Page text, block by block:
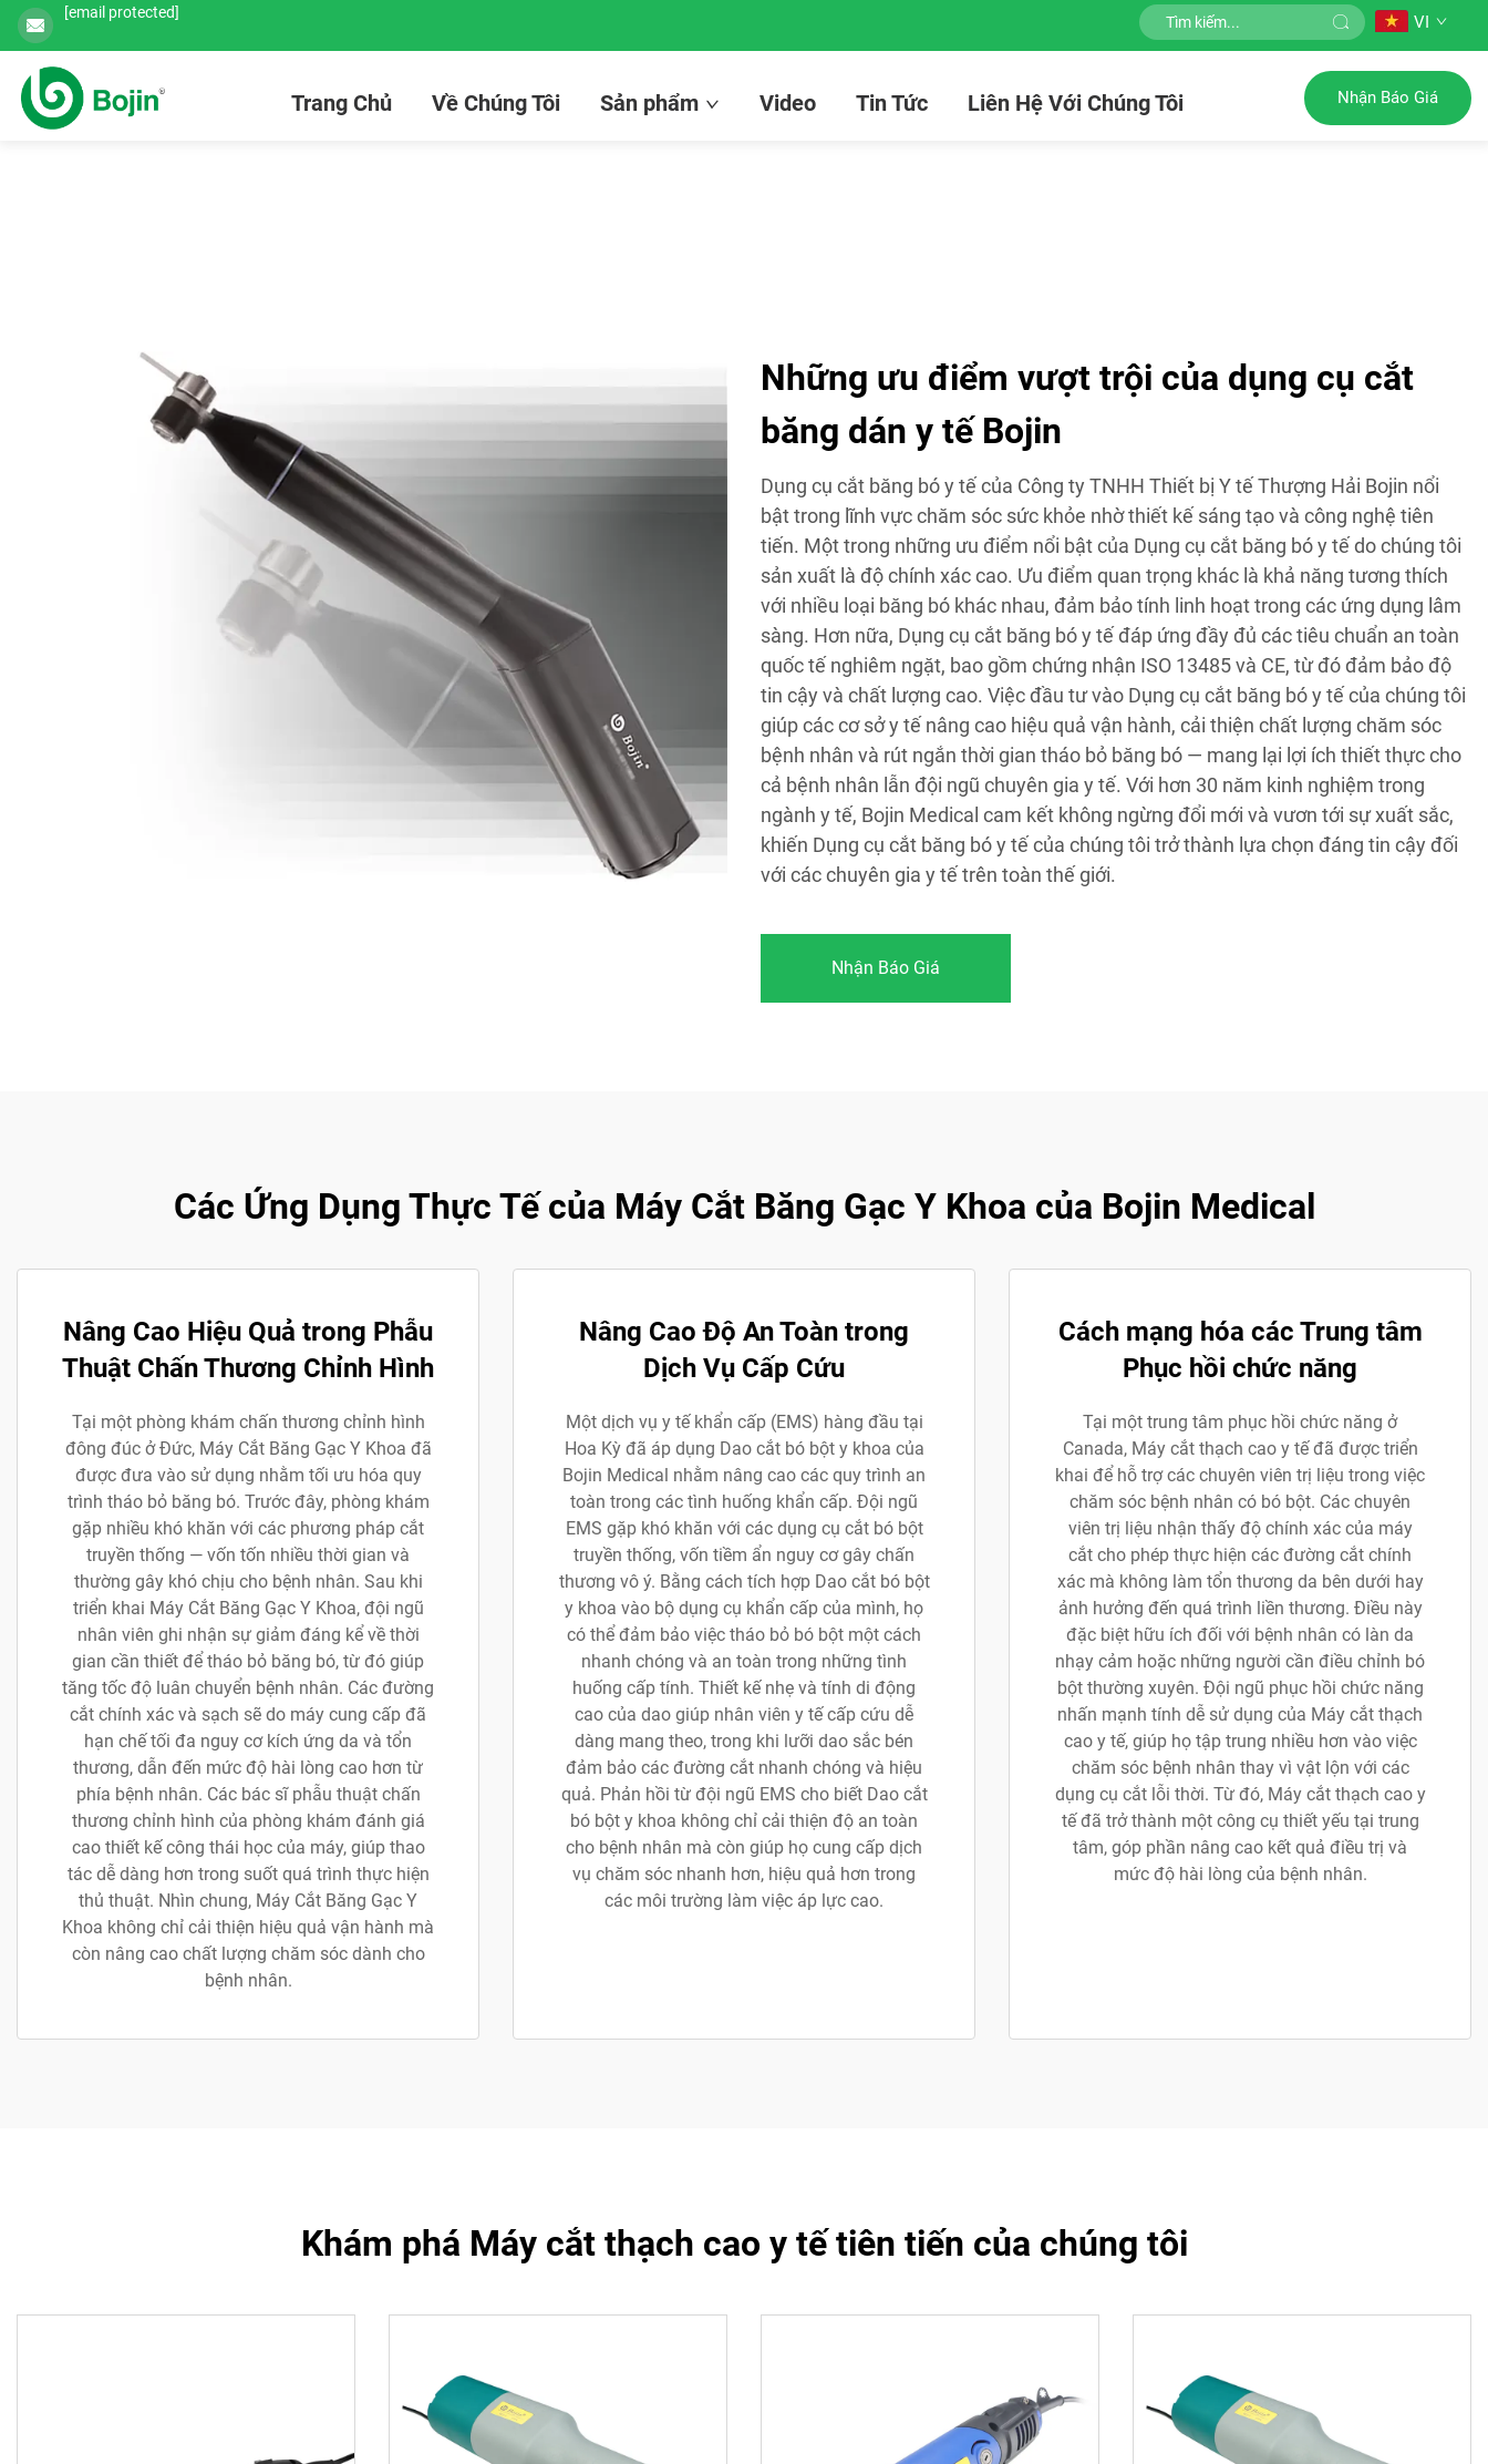
[email protected] VI
Trang Chủ Về Chúng Tôi Sản phẩm Video Tin Tức Liên Hệ Với Chúng Tôi Nhận Báo Giá
Những ưu điểm vượt trội của dụng cụ cắt
băng dán y tế Bojin
Dụng cụ cắt băng bó y tế của Công ty TNHH Thiết bị Y tế Thượng Hải Bojin nổi
bật trong lĩnh vực chăm sóc sức khỏe nhờ thiết kế sáng tạo và công nghệ tiên
tiến. Một trong những ưu điểm nổi bật của Dụng cụ cắt băng bó y tế do chúng tôi
sản xuất là độ chính xác cao. Ưu điểm quan trọng khác là khả năng tương thích
với nhiều loại băng bó khác nhau, đảm bảo tính linh hoạt trong các ứng dụng lâm
sàng. Hơn nữa, Dụng cụ cắt băng bó y tế đáp ứng đầy đủ các tiêu chuẩn an toàn
quốc tế nghiêm ngặt, bao gồm chứng nhận ISO 13485 và CE, từ đó đảm bảo độ
tin cậy và chất lượng cao. Việc đầu tư vào Dụng cụ cắt băng bó y tế của chúng tôi
giúp các cơ sở y tế nâng cao hiệu quả vận hành, cải thiện chất lượng chăm sóc
bệnh nhân và rút ngắn thời gian tháo bỏ băng bó — mang lại lợi ích thiết thực cho
cả bệnh nhân lẫn đội ngũ chuyên gia y tế. Với hơn 30 năm kinh nghiệm trong
ngành y tế, Bojin Medical cam kết không ngừng đổi mới và vươn tới sự xuất sắc,
khiến Dụng cụ cắt băng bó y tế của chúng tôi trở thành lựa chọn đáng tin cậy đối
với các chuyên gia y tế trên toàn thế giới.
Nhận Báo Giá
Các Ứng Dụng Thực Tế của Máy Cắt Băng Gạc Y Khoa của Bojin Medical
Nâng Cao Hiệu Quả trong Phẫu
Thuật Chấn Thương Chỉnh Hình
Tại một phòng khám chấn thương chỉnh hình
đông đúc ở Đức, Máy Cắt Băng Gạc Y Khoa đã
được đưa vào sử dụng nhằm tối ưu hóa quy
trình tháo bỏ băng bó. Trước đây, phòng khám
gặp nhiều khó khăn với các phương pháp cắt
truyền thống — vốn tốn nhiều thời gian và
thường gây khó chịu cho bệnh nhân. Sau khi
triển khai Máy Cắt Băng Gạc Y Khoa, đội ngũ
nhân viên ghi nhận sự giảm đáng kể về thời
gian cần thiết để tháo bỏ băng bó, từ đó giúp
tăng tốc độ luân chuyển bệnh nhân. Các đường
cắt chính xác và sạch sẽ do máy cung cấp đã
hạn chế tối đa nguy cơ kích ứng da và tổn
thương, dẫn đến mức độ hài lòng cao hơn từ
phía bệnh nhân. Các bác sĩ phẫu thuật chấn
thương chỉnh hình của phòng khám đánh giá
cao thiết kế công thái học của máy, giúp thao
tác dễ dàng hơn trong suốt quá trình thực hiện
thủ thuật. Nhìn chung, Máy Cắt Băng Gạc Y
Khoa không chỉ cải thiện hiệu quả vận hành mà
còn nâng cao chất lượng chăm sóc dành cho
bệnh nhân.
Nâng Cao Độ An Toàn trong
Dịch Vụ Cấp Cứu
Một dịch vụ y tế khẩn cấp (EMS) hàng đầu tại
Hoa Kỳ đã áp dụng Dao cắt bó bột y khoa của
Bojin Medical nhằm nâng cao các quy trình an
toàn trong các tình huống khẩn cấp. Đội ngũ
EMS gặp khó khăn với các dụng cụ cắt bó bột
truyền thống, vốn tiềm ẩn nguy cơ gây chấn
thương vô ý. Bằng cách tích hợp Dao cắt bó bột
y khoa vào bộ dụng cụ khẩn cấp của mình, họ
có thể đảm bảo việc tháo bỏ bó bột một cách
nhanh chóng và an toàn trong những tình
huống cấp tính. Thiết kế nhẹ và tính di động
cao của dao giúp nhân viên y tế cấp cứu dễ
dàng mang theo, trong khi lưỡi dao sắc bén
đảm bảo các đường cắt nhanh chóng và hiệu
quả. Phản hồi từ đội ngũ EMS cho biết Dao cắt
bó bột y khoa không chỉ cải thiện độ an toàn
cho bệnh nhân mà còn giúp họ cung cấp dịch
vụ chăm sóc nhanh hơn, hiệu quả hơn trong
các môi trường làm việc áp lực cao.
Cách mạng hóa các Trung tâm
Phục hồi chức năng
Tại một trung tâm phục hồi chức năng ở
Canada, Máy cắt thạch cao y tế đã được triển
khai để hỗ trợ các chuyên viên trị liệu trong việc
chăm sóc bệnh nhân có bó bột. Các chuyên
viên trị liệu nhận thấy độ chính xác của máy
cắt cho phép thực hiện các đường cắt chính
xác mà không làm tổn thương da bên dưới hay
ảnh hưởng đến quá trình liền thương. Điều này
đặc biệt hữu ích đối với bệnh nhân có làn da
nhạy cảm hoặc những người cần điều chỉnh bó
bột thường xuyên. Đội ngũ phục hồi chức năng
nhấn mạnh tính dễ sử dụng của Máy cắt thạch
cao y tế, giúp họ tập trung nhiều hơn vào việc
chăm sóc bệnh nhân thay vì vật lộn với các
dụng cụ cắt lỗi thời. Từ đó, Máy cắt thạch cao y
tế đã trở thành một công cụ thiết yếu tại trung
tâm, góp phần nâng cao kết quả điều trị và
mức độ hài lòng của bệnh nhân.
Khám phá Máy cắt thạch cao y tế tiên tiến của chúng tôi